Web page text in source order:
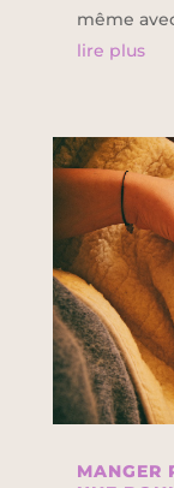
même
lire plus
MANGER